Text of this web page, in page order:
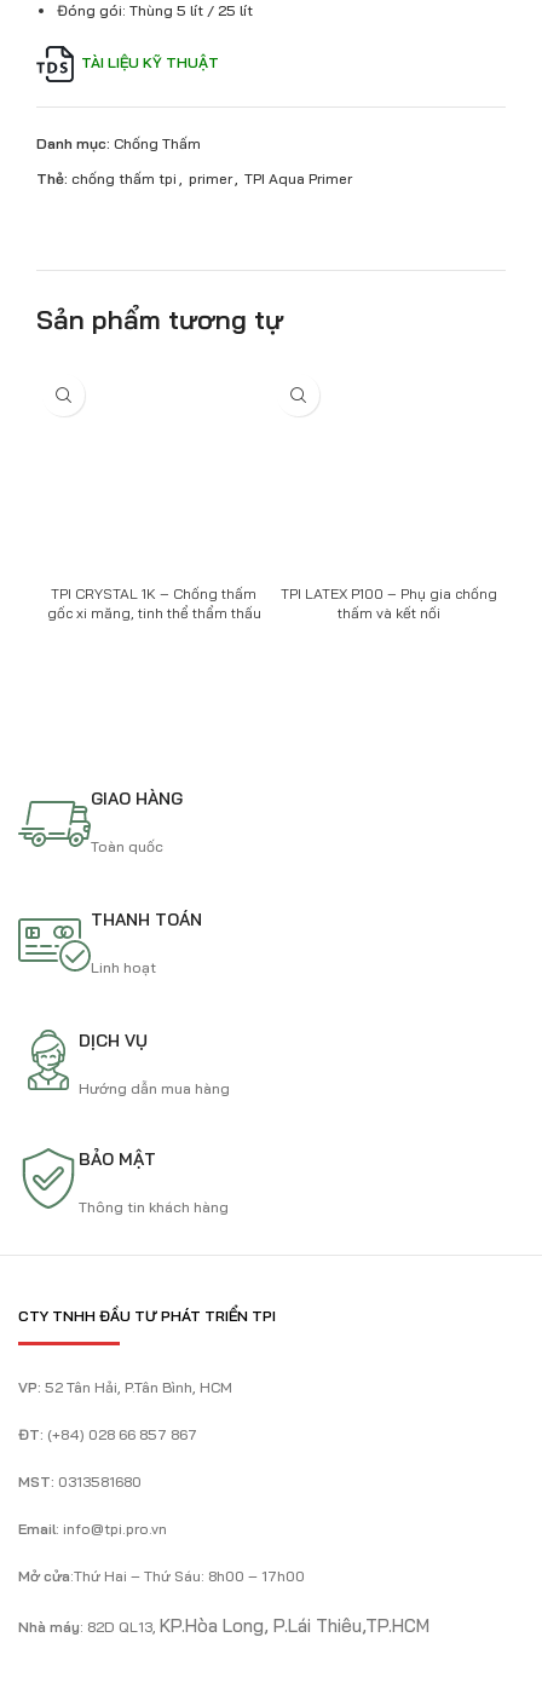
Đóng gói: Thùng 5 lít / 25 lít
TÀI LIỆU KỸ THUẬT
Danh mục: Chống Thấm
Thẻ: chống thấm tpi , primer, TPI Aqua Primer
Sản phẩm tương tự
TPI CRYSTAL 1K – Chống thấm
gốc xi măng, tinh thể thẩm thấu
TPI LATEX P100 – Phụ gia chống
thấm và kết nối
GIAO HÀNG
Toàn quốc
THANH TOÁN
Linh hoạt
DỊCH VỤ
Hướng dẫn mua hàng
BẢO MẬT
Thông tin khách hàng
CTY TNHH ĐẦU TƯ PHÁT TRIỂN TPI
VP: 52 Tân Hải, P.Tân Bình, HCM
ĐT: (+84) 028 66 857 867
MST: 0313581680
Email: info@tpi.pro.vn
Mở cửa:Thứ Hai – Thứ Sáu: 8h00 – 17h00
Nhà máy: 82D QL13, KP.Hòa Long, P.Lái Thiêu,TP.HCM